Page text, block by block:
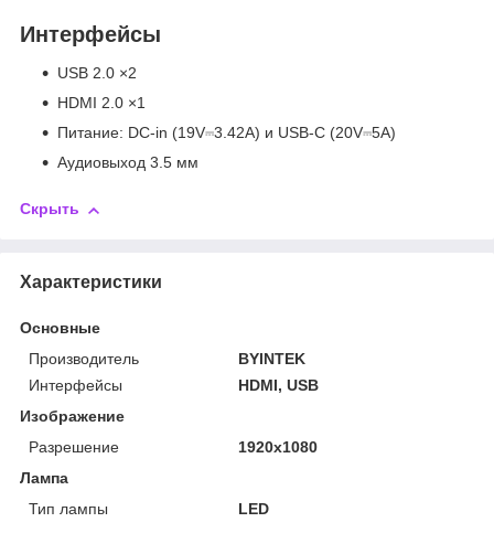
Интерфейсы
USB 2.0 ×2
HDMI 2.0 ×1
Питание: DC-in (19V⎓3.42A) и USB-C (20V⎓5A)
Аудиовыход 3.5 мм
Скрыть
Характеристики
Основные
Производитель
BYINTEK
Интерфейсы
HDMI, USB
Изображение
Разрешение
1920x1080
Лампа
Тип лампы
LED